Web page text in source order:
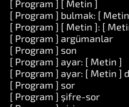
[ Program ] [ Metin ]
[ Program ] bulmak: [
[ Program ] [ Metin ]: [
[ Program ] argümanlar
[ Program ] son
[ Program ] ayar: [ Metin ]
[ Program ] ayar: [ Metin ]
[ Program ] sor
[ Program ] şifre-sor